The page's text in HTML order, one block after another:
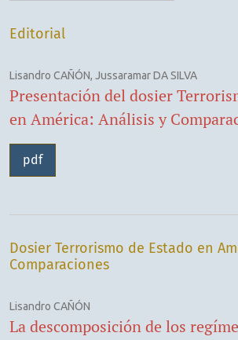
Editorial
Lisandro CAÑÓN, Jussaramar DA SILVA
Presentación del dosier
en América: Análisis y
pdf
Dosier Terrorismo de Estado en
Comparaciones
Lisandro CAÑÓN
La descomposición de los